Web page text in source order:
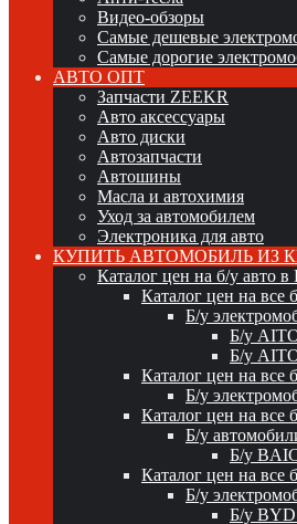
Видео-обзоры
Самые дешевые
Самые дорогие
АВТО ОПТ
Запчасти ZEEKR
Авто аксессуары
Авто диски
Автозапчасти
Автошины
Масла и автохимия
Уход за автомобилем
Электроника для авто
КУПИТЬ АВТОМОБИЛЬ ИЗ
Каталог цен на б/у авто в
Каталог цен на все
Б/у
Б/у
Б/у
Каталог цен на все
Б/у
Каталог цен на
Б/у
Б/у
Каталог цен на все
Б/у
Б/у BYD